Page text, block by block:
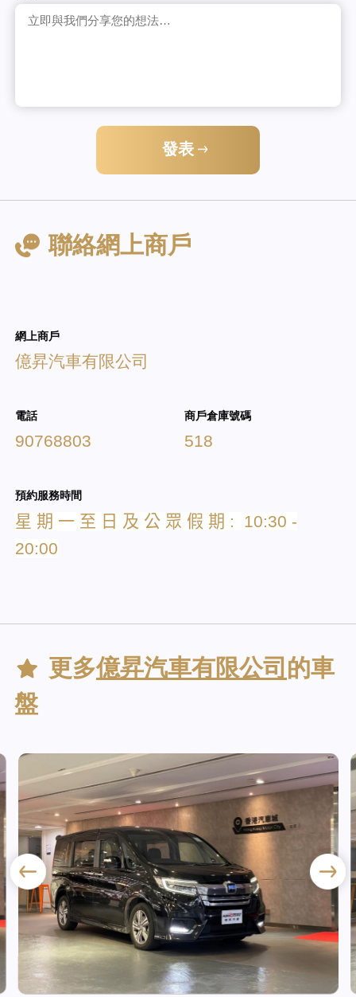
發表
聯絡網上商戶
網上商戶
億昇汽車有限公司
電話
90768803
商戶倉庫號碼
518
預約服務時間
星 期 一 至 日 及 公 眾 假 期 : 10:30 -
20:00
更多億昇汽車有限公司 的車
盤